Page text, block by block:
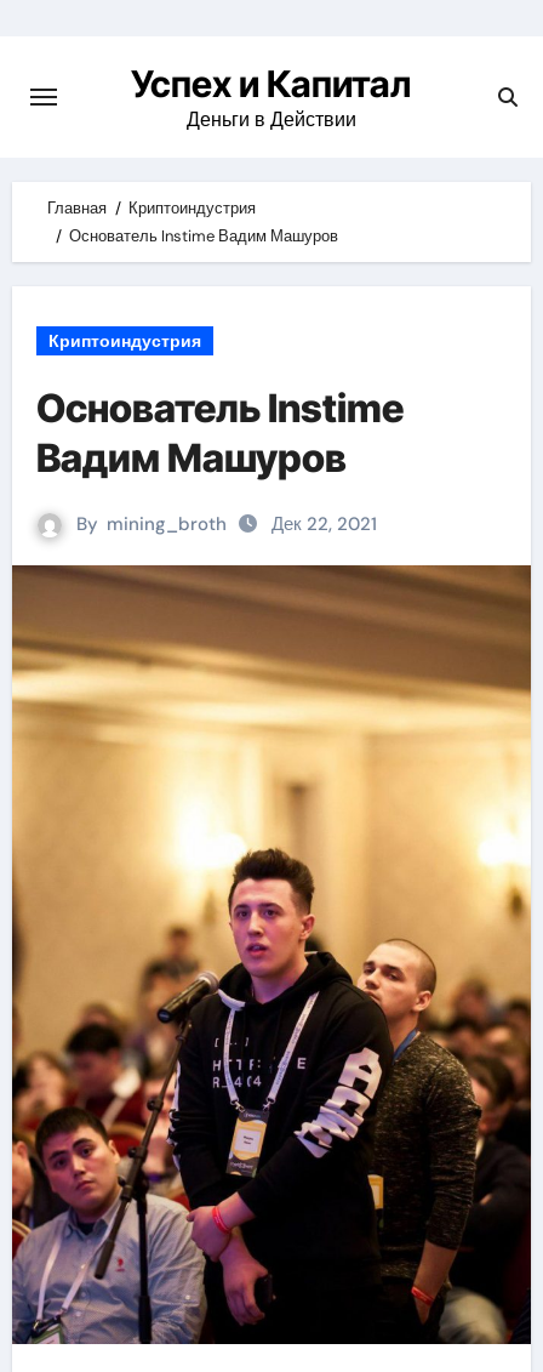
content
Успех и Капитал
Деньги в Действии
Главная
Криптоиндустрия
Основатель Instime Вадим Машуров
Криптоиндустрия
Основатель Instime
Вадим Машуров
By mining_broth Дек 22, 2021